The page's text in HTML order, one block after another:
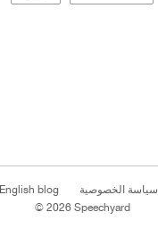
English blog سياسة الخصوصية
© 2026 Speechyard